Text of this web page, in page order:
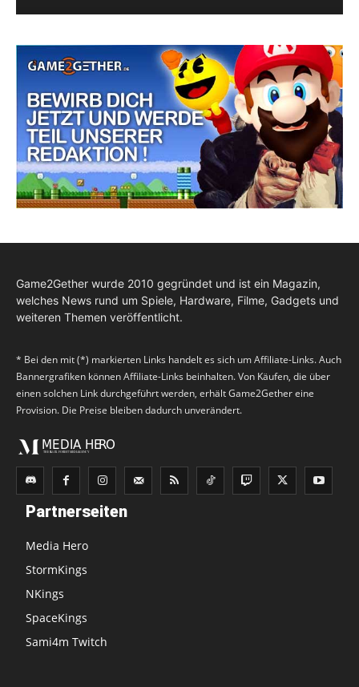
Game2Gether wurde 2010 gegründet und ist ein Magazin,
welches News rund um Spiele, Hardware, Filme, Gadgets und
weiteren Themen veröffentlicht.
* Bei den mit (*) markierten Links handelt es sich um Affiliate-Links. Auch
Bannergrafiken können Affiliate-Links beinhalten. Von Käufen, die über
einen solchen Link durchgeführt werden, erhält Game2Gether eine
Provision. Die Preise bleiben dadurch unverändert.
Partnerseiten
Media Hero
StormKings
NKings
SpaceKings
Sami4m Twitch